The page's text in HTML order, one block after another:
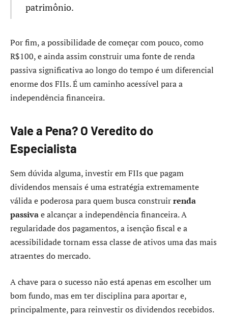
patrimônio.
Por fim, a possibilidade de começar com pouco, como
R$100, e ainda assim construir uma fonte de renda
passiva significativa ao longo do tempo é um diferencial
enorme dos FIIs. É um caminho acessível para a
independência financeira.
Vale a Pena? O Veredito do
Especialista
Sem dúvida alguma, investir em FIIs que pagam
dividendos mensais é uma estratégia extremamente
válida e poderosa para quem busca construirrenda
passivae alcançar a independência financeira. A
regularidade dos pagamentos, a isenção fiscal e a
acessibilidade tornam essa classe de ativos uma das mais
atraentes do mercado.
A chave para o sucesso não está apenas em escolher um
bom fundo, mas em ter disciplina para aportar e,
principalmente, para reinvestir os dividendos recebidos.